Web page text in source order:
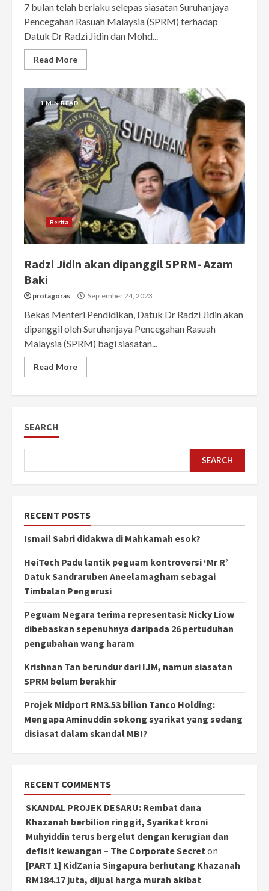
7 bulan telah berlaku selepas siasatan Suruhanjaya
Pencegahan Rasuah Malaysia (SPRM) terhadap
Datuk Dr Radzi Jidin dan Mohd...
Read More
1 MIN READ
Berita
Radzi Jidin akan dipanggil SPRM- Azam
Baki
protagoras September 24, 2023
Bekas Menteri Pendidikan, Datuk Dr Radzi Jidin akan
dipanggil oleh Suruhanjaya Pencegahan Rasuah
Malaysia (SPRM) bagi siasatan...
Read More
SEARCH
SEARCH
RECENT POSTS
Ismail Sabri didakwa di Mahkamah esok?
HeiTech Padu lantik peguam kontroversi ‘Mr R’
Datuk Sandraruben Aneelamagham sebagai
Timbalan Pengerusi
Peguam Negara terima representasi: Nicky Liow
dibebaskan sepenuhnya daripada 26 pertuduhan
pengubahan wang haram
Krishnan Tan berundur dari IJM, namun siasatan
SPRM belum berakhir
Projek Midport RM3.53 bilion Tanco Holding:
Mengapa Aminuddin sokong syarikat yang sedang
disiasat dalam skandal MBI?
RECENT COMMENTS
SKANDAL PROJEK DESARU: Rembat dana
Khazanah berbilion ringgit, Syarikat kroni
Muhyiddin terus bergelut dengan kerugian dan
defisit kewangan – The Corporate Secreton
[PART 1] KidZania Singapura berhutang Khazanah
RM184.17 juta, dijual harga murah akibat